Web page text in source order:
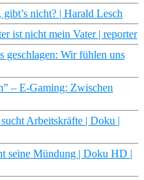
nicht? | Harald Lesch
ist nicht mein Vater | reporter
geschlagen: Wir fühlen uns
– E-Gaming: Zwischen
Arbeitskräfte | Doku |
seine Mündung | Doku HD |